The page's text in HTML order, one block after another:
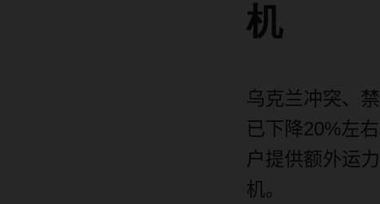
机
乌克兰冲突、
已下降20%左
户提供额外运
机。